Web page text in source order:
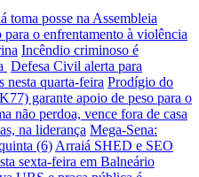
toma posse na Assembleia
o enfrentamento à violência
Incêndio criminoso é
Defesa Civil alerta para
nesta quarta-feira Prodígio do
garante apoio de peso para o
não perdoa, vence fora de casa
na liderança Mega-Sena:
(6) Arraiá SHED e SEO
sexta-feira em Balneário